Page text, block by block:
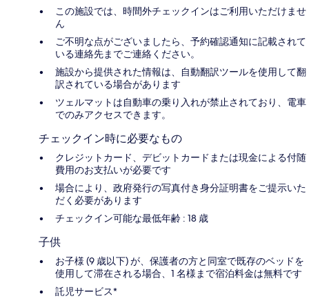
この施設では、時間外チェックインはご利用いただけませ
ん
ご不明な点がございましたら、予約確認通知に記載されて
いる連絡先までご連絡ください。
施設から提供された情報は、自動翻訳ツールを使用して翻
訳されている場合があります
ツェルマットは自動車の乗り入れが禁止されており、電車
でのみアクセスできます。
チェックイン時に必要なもの
クレジットカード、デビットカードまたは現金による付随
費用のお支払いが必要です
場合により、政府発行の写真付き身分証明書をご提示いた
だく必要があります
チェックイン可能な最低年齢 : 18 歳
子供
お子様 (9 歳以下) が、保護者の方と同室で既存のベッドを
使用して滞在される場合、1 名様まで宿泊料金は無料です
託児サービス*